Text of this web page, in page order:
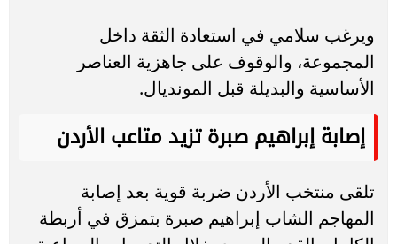
ويرغب سلامي في استعادة الثقة داخل
المجموعة، والوقوف على جاهزية العناصر
الأساسية والبديلة قبل المونديال.
إصابة إبراهيم صبرة تزيد متاعب الأردن
تلقى منتخب الأردن ضربة قوية بعد إصابة
المهاجم الشاب إبراهيم صبرة بتمزق في أربطة